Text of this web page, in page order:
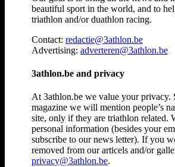
beautiful sport in the world, and to
triathlon and/or duathlon racing.
Contact: redactie@3athlon.be
Advertising: adverteren@3athlon.be
3athlon.be and privacy
At 3athlon.be we value your privacy.
magazine we will mention people’s
site, only if they are triathlon related.
personal information (besides your
subscribe to our news letter). If you
removed from our articels and/or
privacy@3athlon.be.